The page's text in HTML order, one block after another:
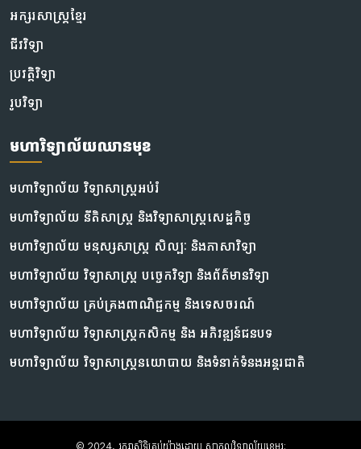
អក្សរសាស្ត្រខ្មែរ
ជីវវិទ្យា
ប្រវត្តិវិទ្យា
រូបវិទ្យា
មហាវិទ្យាល័យឈានមុខ
មហាវិទ្យាល័យ វិទ្យាសាស្រ្តអប់រំ
មហាវិទ្យាល័យ នីតិសាស្រ្ត និងវិទ្យាសាស្ត្រសេដ្ឋកិច្ច
មហាវិទ្យាល័យ មនុស្សសាស្រ្ត សិល្បៈ និងភាសាវិទ្យា
មហាវិទ្យាល័យ វិទ្យាសាស្ត្រ បច្ចេកវិទ្យា និងព័ត៌មានវិទ្យា
មហាវិទ្យាល័យ គ្រប់គ្រងពាណិជ្ជកម្ម និងទេសចរណ៍
មហាវិទ្យាល័យ វិទ្យាសាស្ត្រកសិកម្ម និង អភិវឌ្ឍន៍ជនបទ
មហាវិទ្យាល័យ វិទ្យាសាស្ត្រនយោបាយ និងទំនាក់ទំនងអន្តរជាតិ
© 2024, រក្សាសិទ្ធិគ្រប់យ៉ាងដោយ សាកលវិទ្យាល័យខេមរៈ